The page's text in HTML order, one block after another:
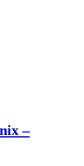
–